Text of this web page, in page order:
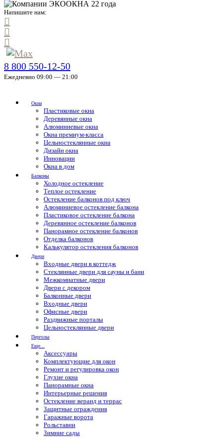
Напишите нам:
8 800 550-12-50
Ежедневно 09:00 — 21:00
Окна
Пластиковые окна
Деревянные окна
Алюминиевые окна
Окна премиум-класса
Цельностеклянные окна
Дизайн окна
Инновации
Окна в дом
Балконы
Холодное остекление
Теплое остекление
Остекление балконов под ключ
Алюминиевое остекление балкона
Пластиковое остекление балкона
Деревянное остекление балконов
Панорамное остекление балконов
Отделка балконов
Калькулятор остекления балконов
Двери
Входные двери в коттедж
Стеклянные двери для сауны и бани
Межкомнатные двери
Двери с декором
Балконные двери
Входные двери
Офисные двери
Раздвижные порталы
Цельностеклянные двери
Перголы
Еще...
Аксессуары
Комплектующие для окон
Ремонт и регулировка окон
Глухие окна
Панорамные окна
Интерьерные решения
Остекление веранд и террас
Защитные ограждения
Гаражные ворота
Рольставни
Зимние сады